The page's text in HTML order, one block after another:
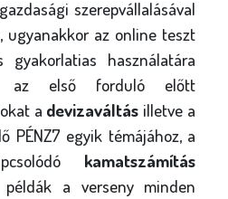
szerepvállalásával
ugyanakkor az online teszt
használatára
az első forduló előtt
a devizaváltás illetve a
PÉNZ7 egyik témájához, a
kamatszámítás
példák a verseny minden